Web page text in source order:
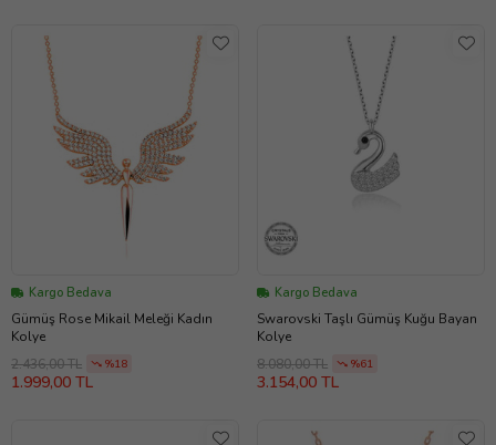
Kargo Bedava
Gümüş Rose Mikail Meleği Kadın
Kolye
2.436,00 TL
%18
1.999,00 TL
Kargo Bedava
Swarovski Taşlı Gümüş Kuğu Bayan
Kolye
8.080,00 TL
%61
3.154,00 TL